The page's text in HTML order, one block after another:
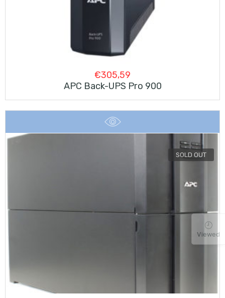
€305,59
APC Back-UPS Pro 900
SOLD OUT
Viewed